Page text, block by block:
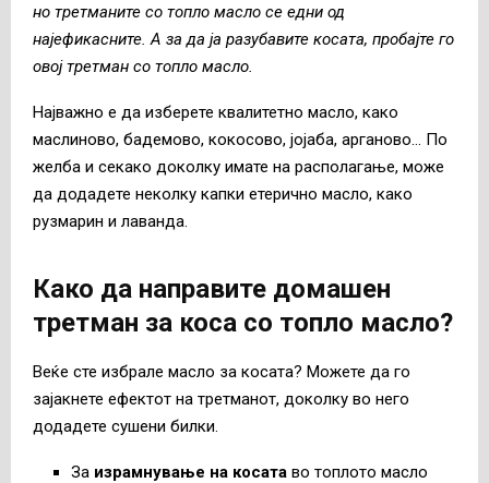
но третманите со топло масло се едни од
најефикасните. А за да ја разубавите косата, пробајте го
овој третман со топло масло.
Најважно е да изберете квалитетно масло, како
маслиново, бадемово, кокосово, јојаба, арганово… По
желба и секако доколку имате на располагање, може
да додадете неколку капки етерично масло, како
рузмарин и лаванда.
Како да направите домашен
третман за коса со топло масло?
Веќе сте избрале масло за косата? Можете да го
зајакнете ефектот на третманот, доколку во него
додадете сушени билки.
За израмнување на косата во топлото масло